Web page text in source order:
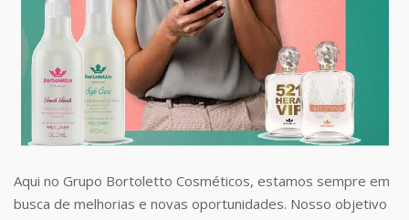
Aqui no Grupo Bortoletto Cosméticos, estamos sempre em
busca de melhorias e novas oportunidades. Nosso objetivo